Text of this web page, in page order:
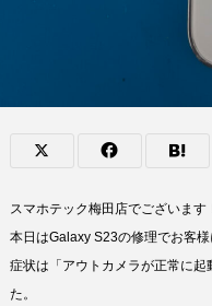
スマホテック梅田店でございます
本日はGalaxy S23の修理でお客様
症状は「アウトカメラが正常に
た。